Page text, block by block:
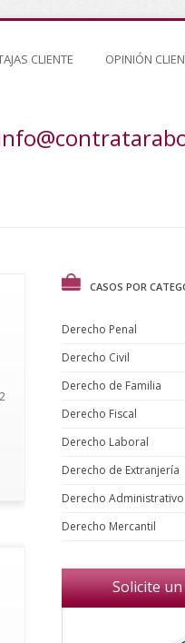
CLIENTE OPINIÓN
CASOS POR
Derecho Penal
Derecho Civil
Derecho de Familia
Derecho Fiscal
Derecho Laboral
Derecho de Extranjería
Derecho Administrativo
Derecho Mercantil
Solicite